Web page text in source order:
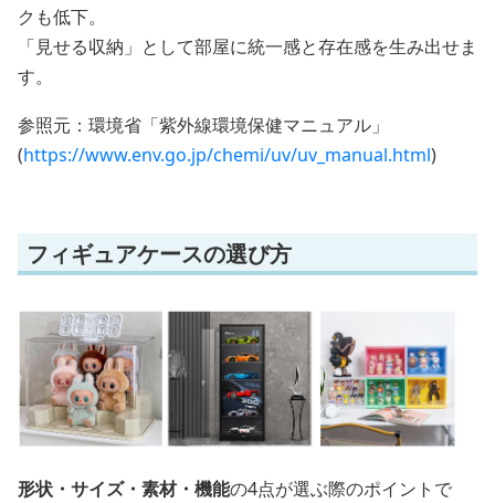
クも低下。
「見せる収納」として部屋に統一感と存在感を生み出せま
す。
参照元：環境省「紫外線環境保健マニュアル」
(https://www.env.go.jp/chemi/uv/uv_manual.html)
フィギュアケースの選び方
形状・サイズ・素材・機能の4点が選ぶ際のポイントで